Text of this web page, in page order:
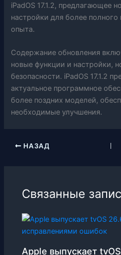
iPadOS 17.1.2, предлагающее
настройки для более полного
опыта.
Содержание обновления
новые функции и настройки,
безопасности. iPadOS 17.1.2
актуальное программное
более поздних моделей,
необходимые улучшения.
НАЗАД
Связанные
Apple выпускает